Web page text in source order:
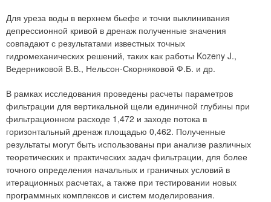
Для уреза воды в верхнем бьефе и точки выклинивания
депрессионной кривой в дренаж полученные значения
совпадают с результатами известных точных
гидромеханических решений, таких как работы Kozeny J.,
Ведерниковой В.В., Нельсон-Скорняковой Ф.Б. и др.
В рамках исследования проведены расчеты параметров
фильтрации для вертикальной щели единичной глубины при
фильтрационном расходе 1,472 и заходе потока в
горизонтальный дренаж площадью 0,462. Полученные
результаты могут быть использованы при анализе различных
теоретических и практических задач фильтрации, для более
точного определения начальных и граничных условий в
итерационных расчетах, а также при тестировании новых
программных комплексов и систем моделирования.